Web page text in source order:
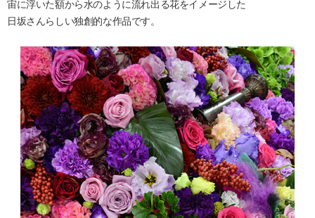
宙に浮いた額から水のように流れ出る花をイメージした
日坂さんらしい独創的な作品です。